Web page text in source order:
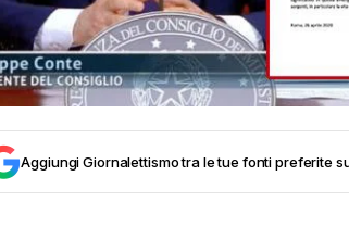
Aggiungi Giornalettismo tra le tue fonti preferite